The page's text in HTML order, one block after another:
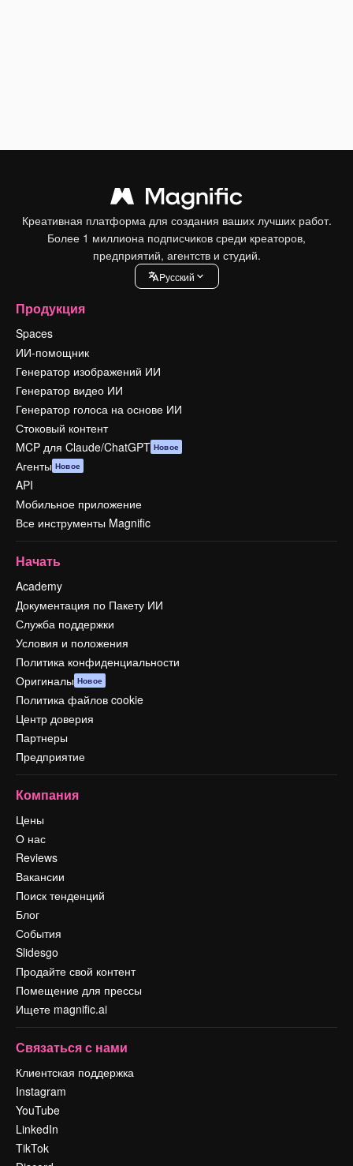
Креативная платформа для создания ваших лучших работ.
Более 1 миллиона подписчиков среди креаторов,
предприятий, агентств и студий.
Pусский
Продукция
Spaces
ИИ-помощник
Генератор изображений ИИ
Генератор видео ИИ
Генератор голоса на основе ИИ
Стоковый контент
MCP для Claude/ChatGPT Новое
Агенты Новое
API
Мобильное приложение
Все инструменты Magnific
Начать
Academy
Документация по Пакету ИИ
Служба поддержки
Условия и положения
Политика конфиденциальности
Оригиналы Новое
Политика файлов cookie
Центр доверия
Партнеры
Предприятие
Компания
Цены
О нас
Reviews
Вакансии
Поиск тенденций
Блог
События
Slidesgo
Продайте свой контент
Помещение для прессы
Ищете magnific.ai
Связаться с нами
Клиентская поддержка
Instagram
YouTube
LinkedIn
TikTok